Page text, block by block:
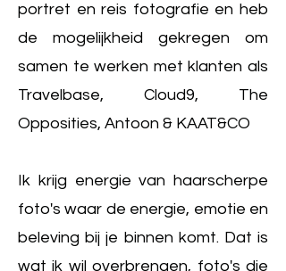
portret en reis fotografie en heb
de mogelijkheid gekregen om
samen te werken met klanten als
Travelbase, Cloud9, The
Opposities, Antoon & KAAT&CO
Ik krijg energie van haarscherpe
foto's waar de energie, emotie en
beleving bij je binnen komt. Dat is
wat ik wil overbrengen, foto's die